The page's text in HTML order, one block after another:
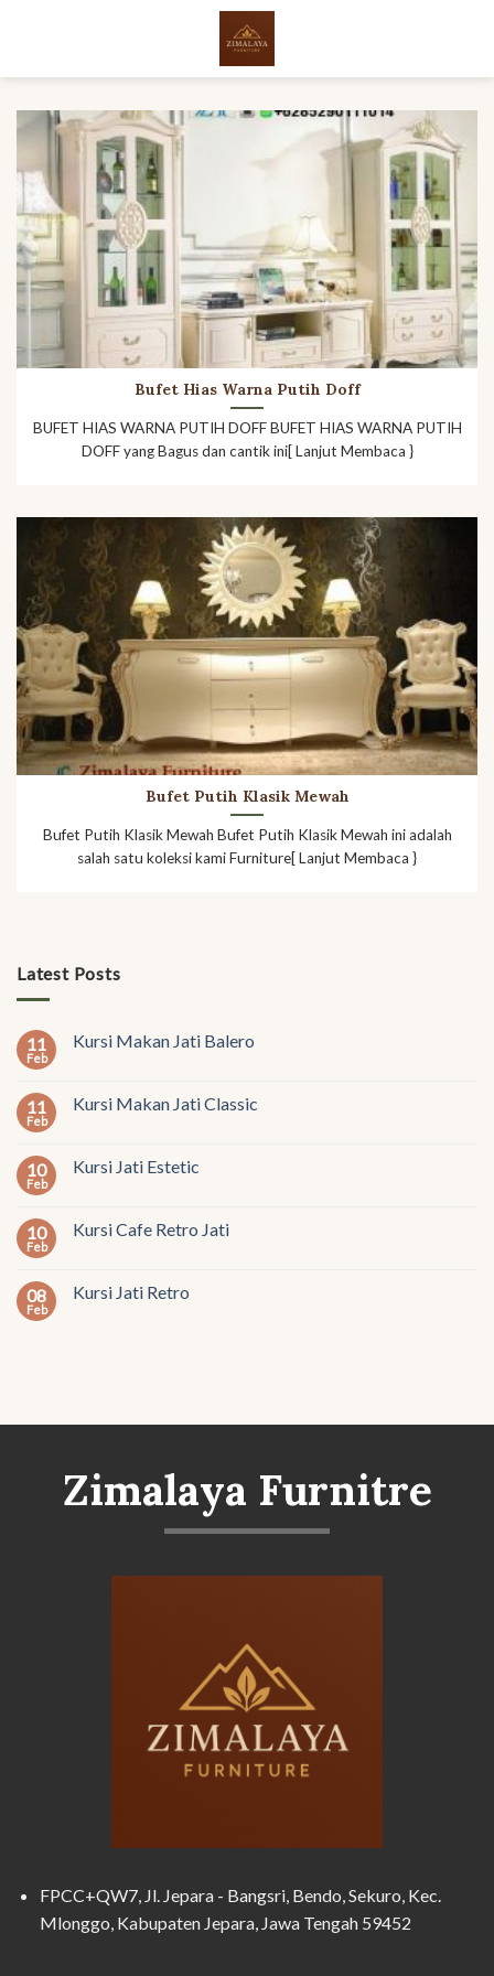
Latest Posts
11
Feb
Kursi Makan Jati Balero
11
Feb
Kursi Makan Jati Classic
10
Feb
Kursi Jati Estetic
10
Feb
Kursi Cafe Retro Jati
08
Feb
Kursi Jati Retro
Bufet Hias Warna Putih Doff
BUFET HIAS WARNA PUTIH DOFF BUFET HIAS WARNA PUTIH
DOFF yang Bagus dan cantik ini[ Lanjut Membaca }
Bufet Putih Klasik Mewah
Bufet Putih Klasik Mewah Bufet Putih Klasik Mewah ini adalah
salah satu koleksi kami Furniture[ Lanjut Membaca }
Zimalaya Furnitre
FPCC+QW7, Jl. Jepara - Bangsri, Bendo, Sekuro, Kec.
Mlonggo, Kabupaten Jepara, Jawa Tengah 59452